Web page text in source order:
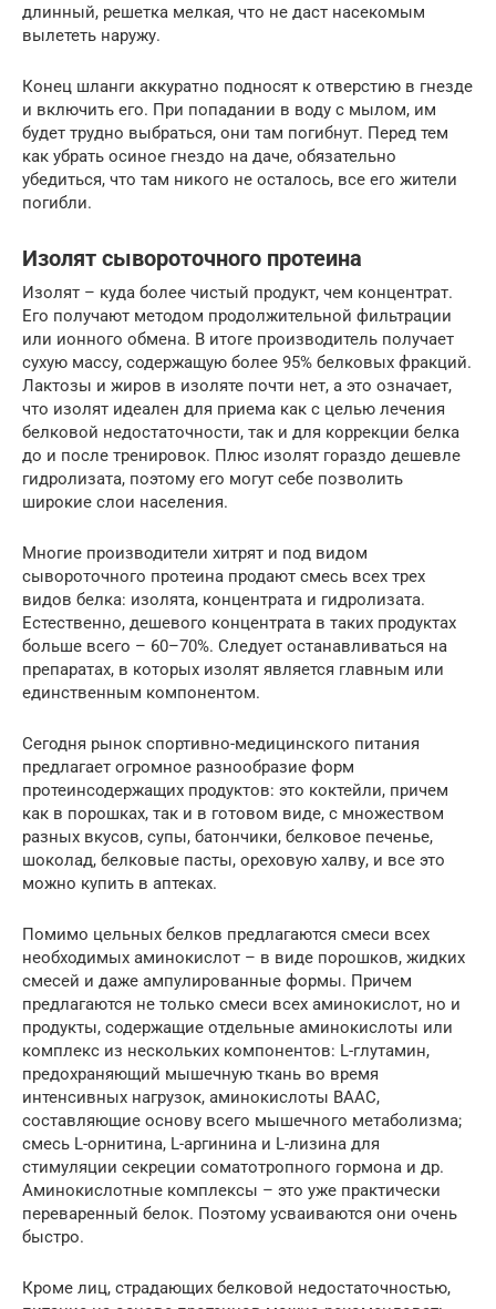
длинный, решетка мелкая, что не даст насекомым
вылететь наружу.
Конец шланги аккуратно подносят к отверстию в гнезде
и включить его. При попадании в воду с мылом, им
будет трудно выбраться, они там погибнут. Перед тем
как убрать осиное гнездо на даче, обязательно
убедиться, что там никого не осталось, все его жители
погибли.
Изолят сывороточного протеина
Изолят – куда более чистый продукт, чем концентрат.
Его получают методом продолжительной фильтрации
или ионного обмена. В итоге производитель получает
сухую массу, содержащую более 95% белковых фракций.
Лактозы и жиров в изоляте почти нет, а это означает,
что изолят идеален для приема как с целью лечения
белковой недостаточности, так и для коррекции белка
до и после тренировок. Плюс изолят гораздо дешевле
гидролизата, поэтому его могут себе позволить
широкие слои населения.
Многие производители хитрят и под видом
сывороточного протеина продают смесь всех трех
видов белка: изолята, концентрата и гидролизата.
Естественно, дешевого концентрата в таких продуктах
больше всего – 60–70%. Следует останавливаться на
препаратах, в которых изолят является главным или
единственным компонентом.
Сегодня рынок спортивно-медицинского питания
предлагает огромное разнообразие форм
протеинсодержащих продуктов: это коктейли, причем
как в порошках, так и в готовом виде, с множеством
разных вкусов, супы, батончики, белковое печенье,
шоколад, белковые пасты, ореховую халву, и все это
можно купить в аптеках.
Помимо цельных белков предлагаются смеси всех
необходимых аминокислот – в виде порошков, жидких
смесей и даже ампулированные формы. Причем
предлагаются не только смеси всех аминокислот, но и
продукты, содержащие отдельные аминокислоты или
комплекс из нескольких компонентов: L-глутамин,
предохраняющий мышечную ткань во время
интенсивных нагрузок, аминокислоты ВААС,
составляющие основу всего мышечного метаболизма;
смесь L-орнитина, L-аргинина и L-лизина для
стимуляции секреции соматотропного гормона и др.
Аминокислотные комплексы – это уже практически
переваренный белок. Поэтому усваиваются они очень
быстро.
Кроме лиц, страдающих белковой недостаточностью,